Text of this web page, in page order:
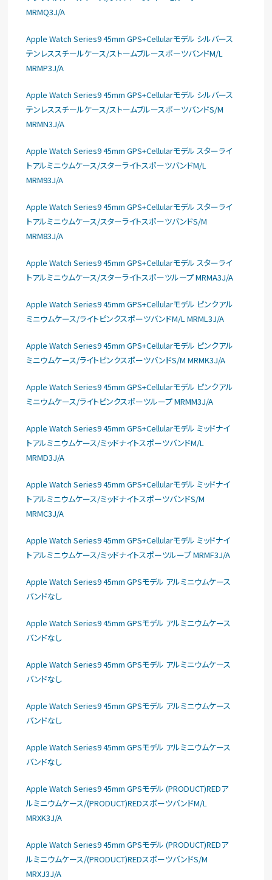
MRMQ3J/A
Apple Watch Series9 45mm GPS+Cellularモデル シルバース
テンレススチールケース/ストームブルースポーツバンドM/L
MRMP3J/A
Apple Watch Series9 45mm GPS+Cellularモデル シルバース
テンレススチールケース/ストームブルースポーツバンドS/M
MRMN3J/A
Apple Watch Series9 45mm GPS+Cellularモデル スターライ
トアルミニウムケース/スターライトスポーツバンドM/L
MRM93J/A
Apple Watch Series9 45mm GPS+Cellularモデル スターライ
トアルミニウムケース/スターライトスポーツバンドS/M
MRM83J/A
Apple Watch Series9 45mm GPS+Cellularモデル スターライ
トアルミニウムケース/スターライトスポーツループ MRMA3J/A
Apple Watch Series9 45mm GPS+Cellularモデル ピンクアル
ミニウムケース/ライトピンクスポーツバンドM/L MRML3J/A
Apple Watch Series9 45mm GPS+Cellularモデル ピンクアル
ミニウムケース/ライトピンクスポーツバンドS/M MRMK3J/A
Apple Watch Series9 45mm GPS+Cellularモデル ピンクアル
ミニウムケース/ライトピンクスポーツループ MRMM3J/A
Apple Watch Series9 45mm GPS+Cellularモデル ミッドナイ
トアルミニウムケース/ミッドナイトスポーツバンドM/L
MRMD3J/A
Apple Watch Series9 45mm GPS+Cellularモデル ミッドナイ
トアルミニウムケース/ミッドナイトスポーツバンドS/M
MRMC3J/A
Apple Watch Series9 45mm GPS+Cellularモデル ミッドナイ
トアルミニウムケース/ミッドナイトスポーツループ MRMF3J/A
Apple Watch Series9 45mm GPSモデル アルミニウムケース
バンドなし
Apple Watch Series9 45mm GPSモデル アルミニウムケース
バンドなし
Apple Watch Series9 45mm GPSモデル アルミニウムケース
バンドなし
Apple Watch Series9 45mm GPSモデル アルミニウムケース
バンドなし
Apple Watch Series9 45mm GPSモデル アルミニウムケース
バンドなし
Apple Watch Series9 45mm GPSモデル (PRODUCT)REDア
ルミニウムケース/(PRODUCT)REDスポーツバンドM/L
MRXK3J/A
Apple Watch Series9 45mm GPSモデル (PRODUCT)REDア
ルミニウムケース/(PRODUCT)REDスポーツバンドS/M
MRXJ3J/A